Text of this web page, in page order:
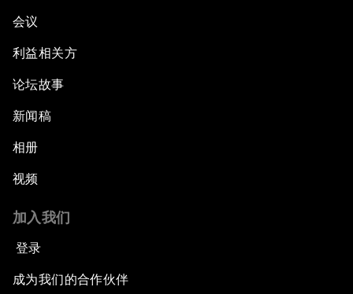
会议
利益相关方
论坛故事
新闻稿
相册
视频
加入我们
登录
成为我们的合作伙伴